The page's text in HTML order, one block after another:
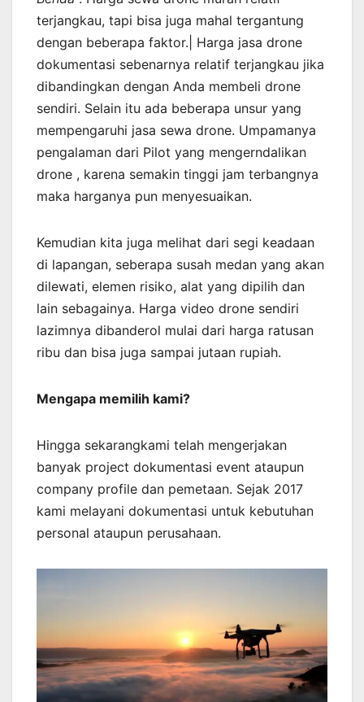
terjangkau, tapi bisa juga mahal tergantung
dengan beberapa faktor.| Harga jasa drone
dokumentasi sebenarnya relatif terjangkau jika
dibandingkan dengan Anda membeli drone
sendiri. Selain itu ada beberapa unsur yang
mempengaruhi jasa sewa drone. Umpamanya
pengalaman dari Pilot yang mengerndalikan
drone , karena semakin tinggi jam terbangnya
maka harganya pun menyesuaikan.
Kemudian kita juga melihat dari segi keadaan
di lapangan, seberapa susah medan yang akan
dilewati, elemen risiko, alat yang dipilih dan
lain sebagainya. Harga video drone sendiri
lazimnya dibanderol mulai dari harga ratusan
ribu dan bisa juga sampai jutaan rupiah.
Mengapa memilih kami?
Hingga sekarangkami telah mengerjakan
banyak project dokumentasi event ataupun
company profile dan pemetaan. Sejak 2017
kami melayani dokumentasi untuk kebutuhan
personal ataupun perusahaan.